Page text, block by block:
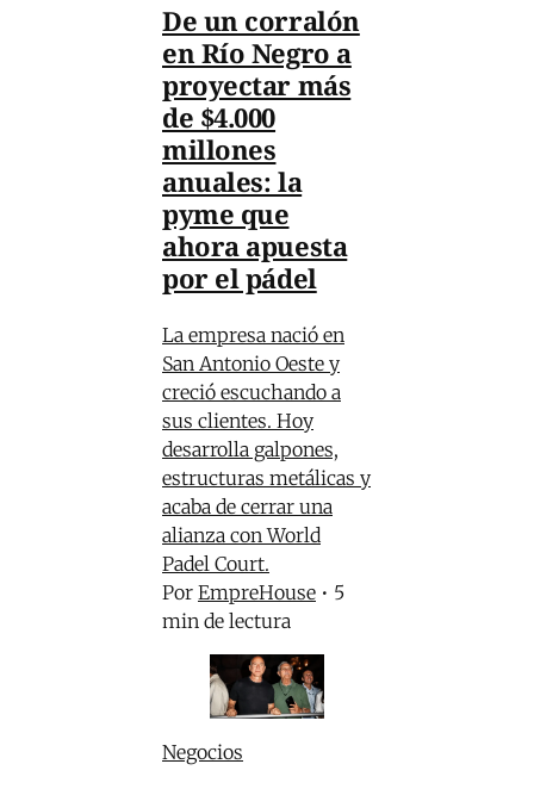
De un corralón
en Río Negro a
proyectar más
de $4.000
millones
anuales: la
pyme que
ahora apuesta
por el pádel
La empresa nació en
San Antonio Oeste y
creció escuchando a
sus clientes. Hoy
desarrolla galpones,
estructuras metálicas y
acaba de cerrar una
alianza con World
Padel Court.
Por EmpreHouse • 5
min de lectura
Negocios